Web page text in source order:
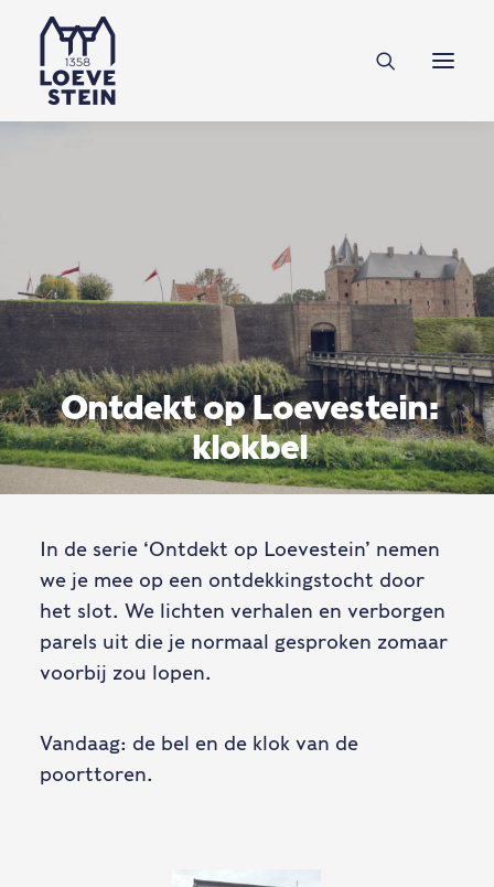
Ontdek Loevestein
Plan je bezoek
NL DE
Steun ons
Tickets
Ontdekt op Loevestein:
klokbel
In de serie ‘Ontdekt op Loevestein’ nemen
we je mee op een ontdekkingstocht door
het slot. We lichten verhalen en verborgen
parels uit die je normaal gesproken zomaar
voorbij zou lopen.
Vandaag: de bel en de klok van de
poorttoren.